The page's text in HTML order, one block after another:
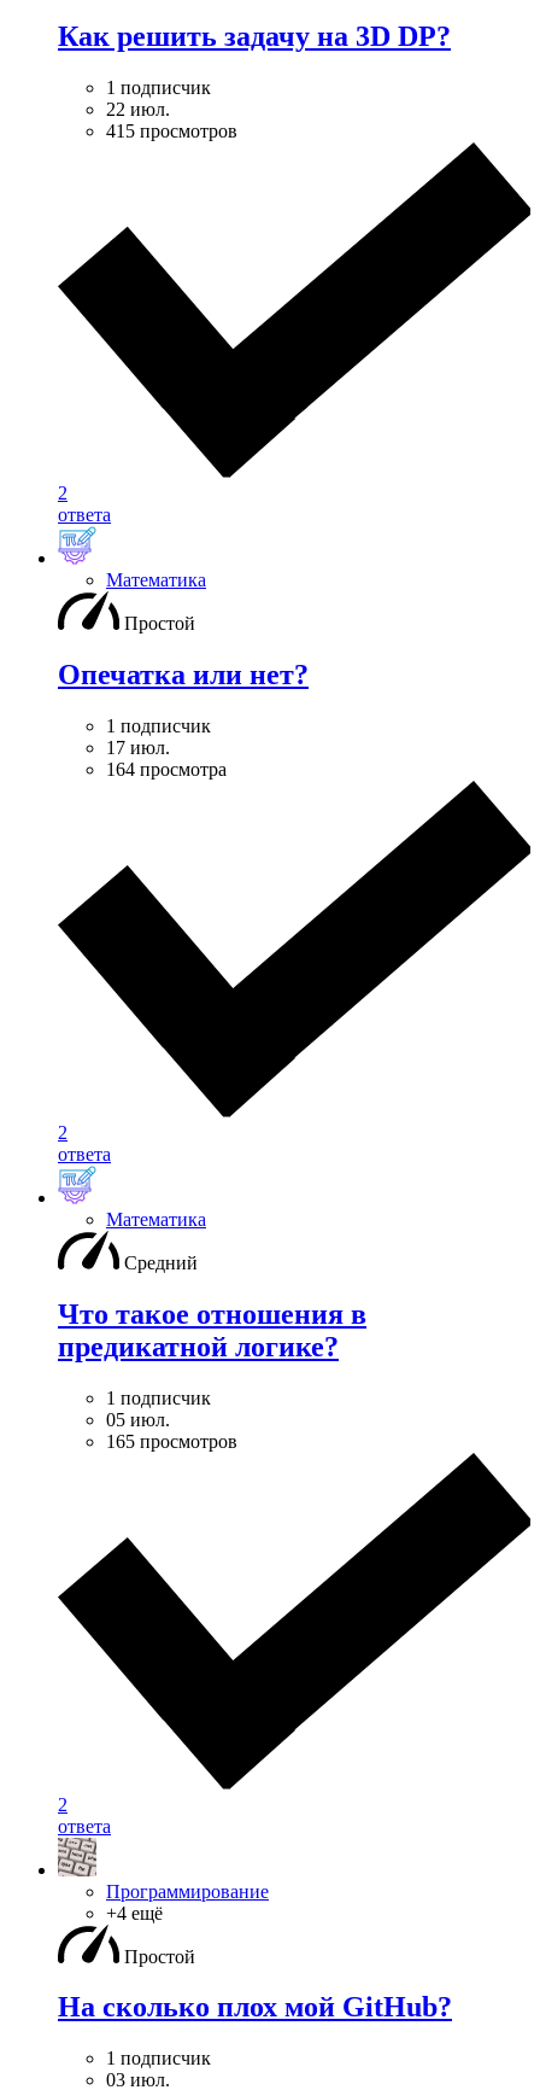
Как решить задачу на 3D DP?
1 подписчик
22 июл.
415 просмотров
2
ответа
Математика
Простой
Опечатка или нет?
1 подписчик
17 июл.
164 просмотра
2
ответа
Математика
Средний
Что такое отношения в
предикатной логике?
1 подписчик
05 июл.
165 просмотров
2
ответа
Программирование
+4 ещё
Простой
На сколько плох мой GitHub?
1 подписчик
03 июл.